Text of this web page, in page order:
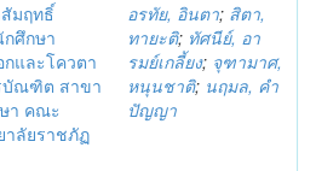
สัมฤทธิ์
กศึกษา
กและโควตา
บัณฑิต สาขา
า คณะ
าลัยราชภัฏ
อรทัย, อินตา; สิตา,
ทายะติ; ทัศนีย์, อา
รมย์เกลี้ยง; จุฑามาศ,
หนุนชาติ; นฤมล, คำ
ปัญญา